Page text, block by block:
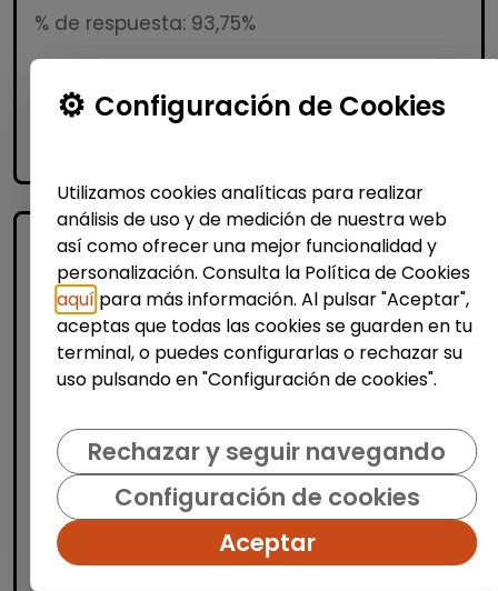
% de respuesta: 93,75%
Me interesa
Programa empleo
impact#core(empleo tecnológico)
discapacidad
FUNDACIÓN GOODJOB|
España(Valladolid)
Configuración de Cookies
Utilizamos cookies analíticas para realizar
análisis de uso y de medición de nuestra web
así como ofrecer una mejor funcionalidad y
personalización. Consulta la Política de Cookies
aquí para más información. Al pulsar "Aceptar",
aceptas que todas las cookies se guarden en tu
terminal, o puedes configurarlas o rechazar su
uso pulsando en "Configuración de cookies".
Rechazar y seguir navegando
Configuración de cookies
Aceptar